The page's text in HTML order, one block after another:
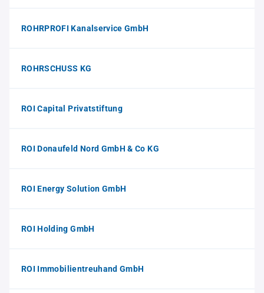
ROHRPROFI Kanalservice GmbH
ROHRSCHUSS KG
ROI Capital Privatstiftung
ROI Donaufeld Nord GmbH & Co KG
ROI Energy Solution GmbH
ROI Holding GmbH
ROI Immobilientreuhand GmbH